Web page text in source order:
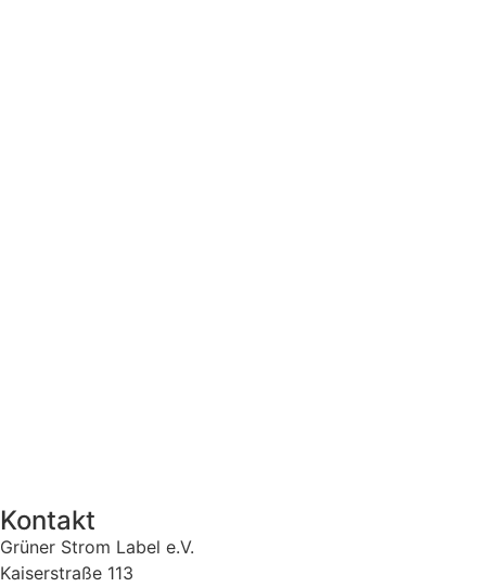
Kontakt
Grüner Strom Label e.V.
Kaiserstraße 113